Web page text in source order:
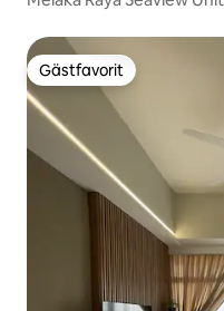
Gästfavorit
Gästfavorit